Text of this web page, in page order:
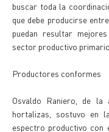
buscar toda la
que debe producirse
puedan resultar
sector productivo
Productores conformes
Osvaldo Raniero, de
hortalizas, sostuvo en
espectro productivo con